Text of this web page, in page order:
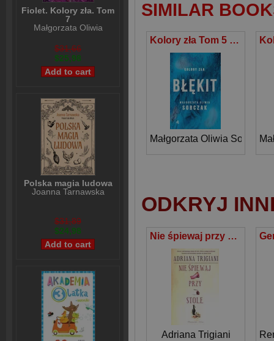
Fiolet. Kolory zła. Tom
7
Małgorzata Oliwia
$31,66
$25,98
Polska magia ludowa
Joanna Tarnawska
$31,89
$24,98
SIMILAR
Kolory zła Tom 5 Błękit
Małgorzata Oliwia Sobczak
ODKRYJ
Nie śpiewaj przy stole
Adriana Trigiani